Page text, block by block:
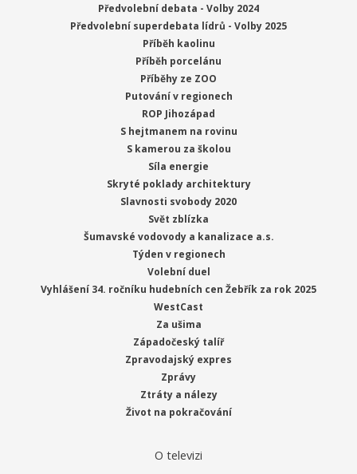
Předvolební debata - Volby 2024
Předvolební superdebata lídrů - Volby 2025
Příběh kaolinu
Příběh porcelánu
Příběhy ze ZOO
Putování v regionech
ROP Jihozápad
S hejtmanem na rovinu
S kamerou za školou
Síla energie
Skryté poklady architektury
Slavnosti svobody 2020
Svět zblízka
Šumavské vodovody a kanalizace a.s.
Týden v regionech
Volební duel
Vyhlášení 34. ročníku hudebních cen Žebřík za rok 2025
WestCast
Za ušima
Západočeský talíř
Zpravodajský expres
Zprávy
Ztráty a nálezy
Život na pokračování
O televizi